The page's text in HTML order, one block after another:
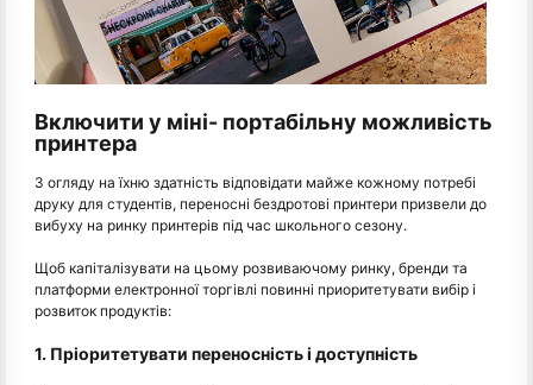
Включити у міні- портабільну можливість
принтера
З огляду на їхню здатність відповідати майже кожному потребі
друку для студентів, переносні бездротові принтери призвели до
вибуху на ринку принтерів під час школьного сезону.
Щоб капіталізувати на цьому розвиваючому ринку, бренди та
платформи електронної торгівлі повинні приоритетувати вибір і
розвиток продуктів:
1. Пріоритетувати переносність і доступність